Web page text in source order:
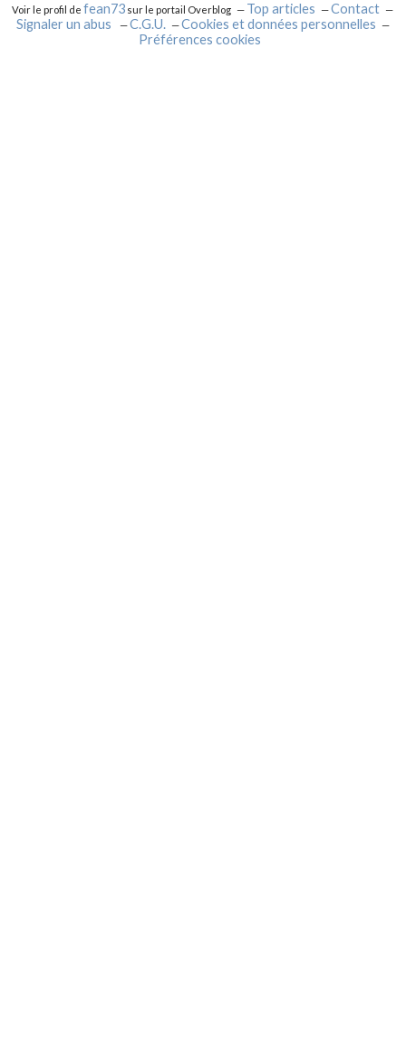
Voir le profil defean73 sur le portail Overblog Top articles
Contact
Signaler un abus
C.G.U.
Cookies et données personnelles
Préférences cookies